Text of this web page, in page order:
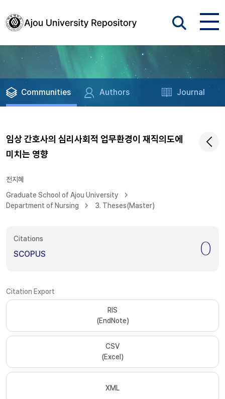
Communities Authors Journal
임상 간호사의 심리사회적 업무환경이 재직의도에
미치는 영향
전지혜
Graduate School of Ajou University
Department of Nursing
3. Theses(Master)
Citations
SCOPUS 0
Citation Export
RIS
(EndNote)
CSV
(Excel)
XML